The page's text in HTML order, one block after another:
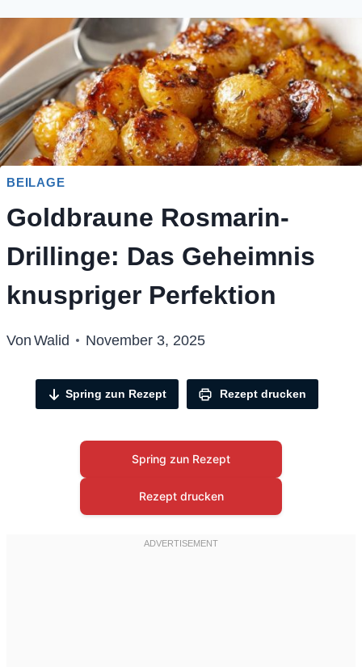
BEILAGE
Goldbraune Rosmarin-
Drillinge: Das Geheimnis
knuspriger Perfektion
Von Walid November 3, 2025
Spring zun Rezept Rezept drucken
Spring zun Rezept
Rezept drucken